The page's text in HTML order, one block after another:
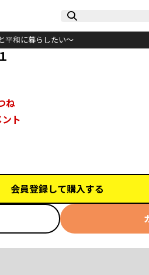
平和に暮らしたい～
ね
ト
会員登録して購入する